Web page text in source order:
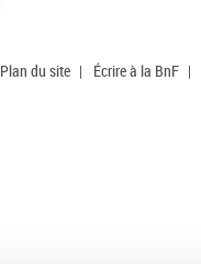
Plan du site | Écrire à la BnF |